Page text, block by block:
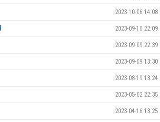
2023-10-06 14:08
2023-09-10 22:09
2023-09-09 22:39
2023-09-09 13:30
2023-08-19 13:24
2023-05-02 22:35
2023-04-16 13:25